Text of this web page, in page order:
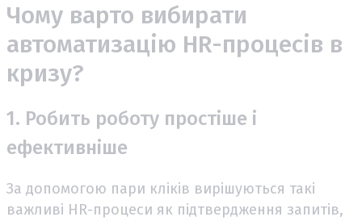
Чому варто вибирати
автоматизацію HR-процесів в
кризу?
1. Робить роботу простіше і
ефективніше
За допомогою пари кліків вирішуються такі
важливі HR-процеси як підтвердження запитів,